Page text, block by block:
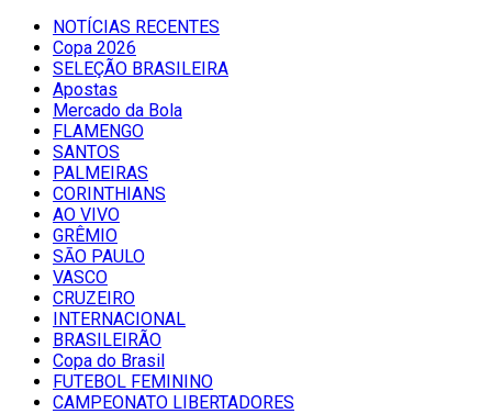
NOTÍCIAS RECENTES
Copa 2026
SELEÇÃO BRASILEIRA
Apostas
Mercado da Bola
FLAMENGO
SANTOS
PALMEIRAS
CORINTHIANS
AO VIVO
GRÊMIO
SĀO PAULO
VASCO
CRUZEIRO
INTERNACIONAL
BRASILEIRÃO
Copa do Brasil
FUTEBOL FEMININO
CAMPEONATO LIBERTADORES